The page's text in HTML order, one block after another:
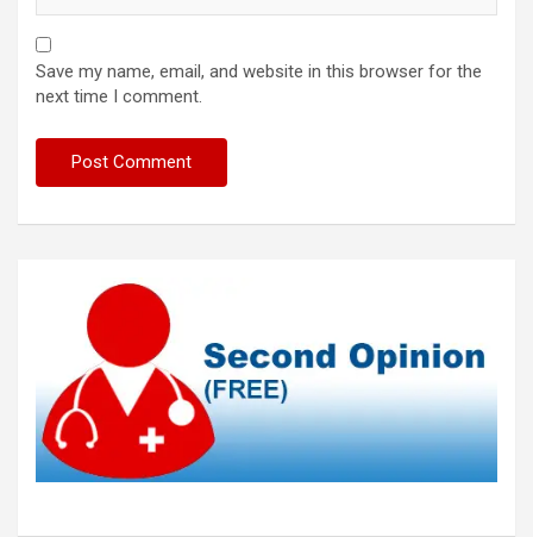
Save my name, email, and website in this browser for the
next time I comment.